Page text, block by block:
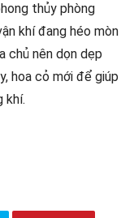
thủy phòng
khí đang héo mòn
chủ nên dọn dẹp
hoa cỏ mới để giúp
khí.